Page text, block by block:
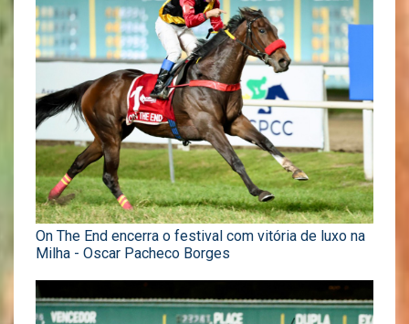
On The End encerra o festival com vitória de luxo na
Milha - Oscar Pacheco Borges